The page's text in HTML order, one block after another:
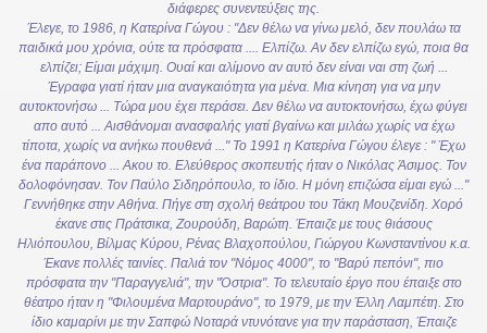
διάφερες συνεντεύξεις της.
Έλεγε, το 1986, η Κατερίνα Γώγου : "Δεν θέλω να γίνω μελό, δεν πουλάω τα
παιδικά μου χρόνια, ούτε τα πρόσφατα .... Ελπίζω. Αν δεν ελπίζω εγώ, ποια θα
ελπίζει; Είμαι μάχιμη. Ουαί και αλίμονο αν αυτό δεν είναι ναι στη ζωή ...
Έγραφα γιατί ήταν μια αναγκαιότητα για μένα. Μια κίνηση για να μην
αυτοκτονήσω ... Τώρα μου έχει περάσει. Δεν θέλω να αυτοκτονήσω, έχω φύγει
απο αυτό ... Αισθάνομαι ανασφαλής γιατί βγαίνω και μιλάω χωρίς να έχω
τίποτα, χωρίς να ανήκω πουθενά ..." Το 1991 η Κατερίνα Γώγου έλεγε : " Έχω
ένα παράπονο ... Ακου το. Ελεύθερος σκοπευτής ήταν ο Νικόλας Άσιμος. Τον
δολοφόνησαν. Τον Παύλο Σιδηρόπουλο, το ίδιο. Η μόνη επιζώσα είμαι εγώ ..."
Γεννήθηκε στην Αθήνα. Πήγε στη σχολή θεάτρου του Τάκη Μουζενίδη. Χορό
έκανε στις Πράτσικα, Ζουρούδη, Βαρώτη. Έπαιζε με τους θιάσους
Ηλιόπουλου, Βίλμας Κύρου, Ρένας Βλαχοπούλου, Γιώργου Κωνσταντίνου κ.α.
Έκανε πολλές ταινίες. Παλιά τον "Νόμος 4000", το "Βαρύ πεπόνι", πιο
πρόσφατα την "Παραγγελιά", την "Όστρια". Το τελευταίο έργο που έπαιξε στο
θέατρο ήταν η "Φιλουμένα Μαρτουράνο", το 1979, με την Έλλη Λαμπέτη. Στο
ίδιο καμαρίνι με την Σαπφώ Νοταρά ντυνότανε για την παράσταση, Έπαιζε